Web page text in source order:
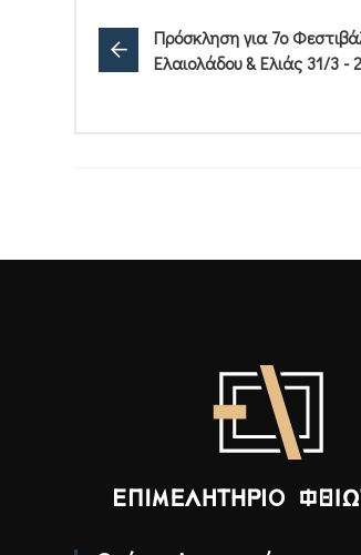
Πρόσκληση για 7ο
Ελαιολάδου & Ελιάς 31/3 -